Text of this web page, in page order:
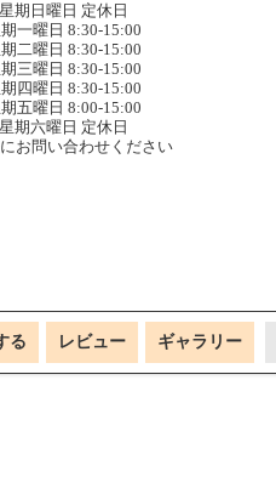
星期日曜日 定休日
一曜日 8:30-15:00
二曜日 8:30-15:00
三曜日 8:30-15:00
四曜日 8:30-15:00
五曜日 8:00-15:00
星期六曜日 定休日
お問い合わせください
る レビュー ギャラリー